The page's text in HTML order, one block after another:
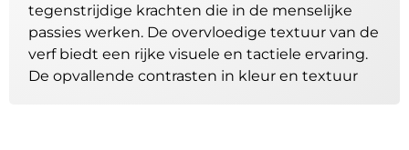
tegenstrijdige krachten die in de menselijke
passies werken. De overvloedige textuur van de
verf biedt een rijke visuele en tactiele ervaring.
De opvallende contrasten in kleur en textuur